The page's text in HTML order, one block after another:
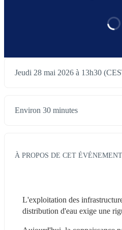
Jeudi 28 mai 2026 à 13h30
Environ 30 minutes
À PROPOS DE CET ÉVÉNEMENT
L'exploitation des
distribution d'eau exige une